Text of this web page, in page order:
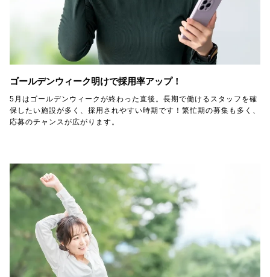
ゴールデンウィーク明けで採用率アップ！
5月はゴールデンウィークが終わった直後。長期で働けるスタッフを確
保したい施設が多く、採用されやすい時期です！繁忙期の募集も多く、
応募のチャンスが広がります。